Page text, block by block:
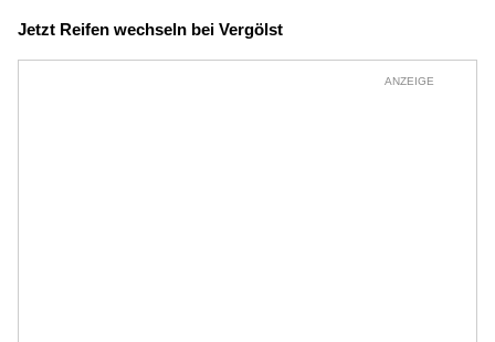
Jetzt Reifen wechseln bei Vergölst
ANZEIGE